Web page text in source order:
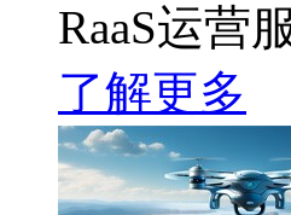
RaaS运营
了解更多